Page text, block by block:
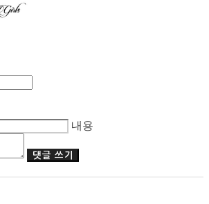
내용
댓글 쓰기